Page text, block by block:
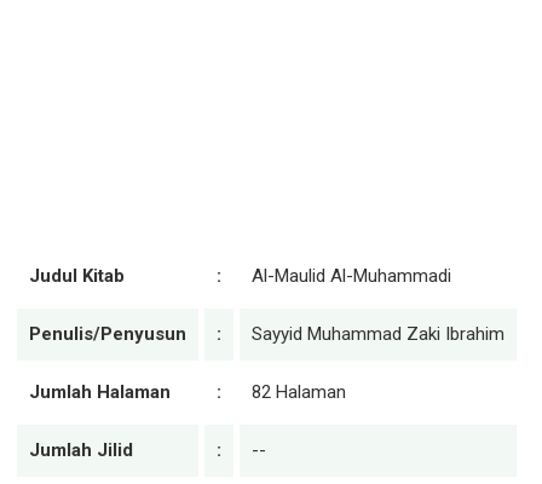
Judul Kitab : Al-Maulid Al-Muhammadi
Penulis/Penyusun : Sayyid Muhammad Zaki Ibrahim
Jumlah Halaman : 82 Halaman
Jumlah Jilid : --